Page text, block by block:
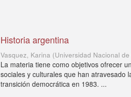
Historia argentina
Vasquez, Karina (Universidad Nacional de
La materia tiene como objetivos ofrecer
sociales y culturales que han atravesado
transición democrática en 1983. ...